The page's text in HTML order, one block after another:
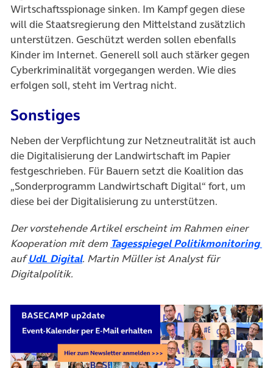
Wirtschaftsspionage sinken. Im Kampf gegen diese
will die Staatsregierung den Mittelstand zusätzlich
unterstützen. Geschützt werden sollen ebenfalls
Kinder im Internet. Generell soll auch stärker gegen
Cyberkriminalität vorgegangen werden. Wie dies
erfolgen soll, steht im Vertrag nicht.
Sonstiges
Neben der Verpflichtung zur Netzneutralität ist auch
die Digitalisierung der Landwirtschaft im Papier
festgeschrieben. Für Bauern setzt die Koalition das
„Sonderprogramm Landwirtschaft Digital“ fort, um
diese bei der Digitalisierung zu unterstützen.
Der vorstehende Artikel erscheint im Rahmen einer
Kooperation mit dem Tagesspiegel Politikmonitoring
aufUdL Digital(öffnet in neuem Tab)
. Martin Müller ist Analyst für
Digitalpolitik.